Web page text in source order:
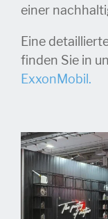
einer
Eine
finden Sie in
ExxonMobil.